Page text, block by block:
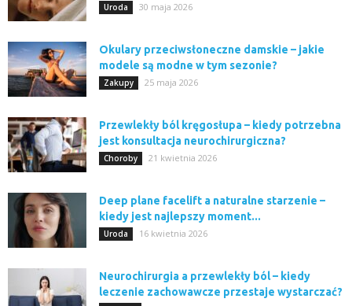
Uroda 30 maja 2026
Okulary przeciwsłoneczne damskie – jakie
modele są modne w tym sezonie?
Zakupy 25 maja 2026
Przewlekły ból kręgosłupa – kiedy potrzebna
jest konsultacja neurochirurgiczna?
Choroby 21 kwietnia 2026
Deep plane facelift a naturalne starzenie –
kiedy jest najlepszy moment...
Uroda 16 kwietnia 2026
Neurochirurgia a przewlekły ból – kiedy
leczenie zachowawcze przestaje wystarczać?